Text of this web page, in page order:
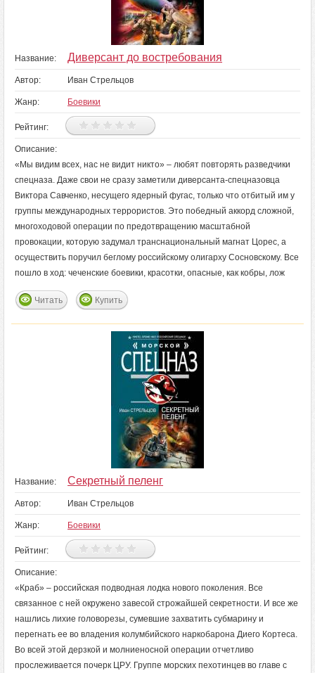
Название: Диверсант до востребования
Автор: Иван Стрельцов
Жанр: Боевики
Рейтинг:
Описание:
«Мы видим всех, нас не видит никто» – любят повторять разведчики
спецназа. Даже свои не сразу заметили диверсанта-спецназовца
Виктора Савченко, несущего ядерный фугас, только что отбитый им у
группы международных террористов. Это победный аккорд сложной,
многоходовой операции по предотвращению масштабной
провокации, которую задумал транснациональный магнат Цорес, а
осуществить поручил беглому российскому олигарху Сосновскому. Все
пошло в ход: чеченские боевики, красотки, опасные, как кобры, лож
Читать Купить
Название: Секретный пеленг
Автор: Иван Стрельцов
Жанр: Боевики
Рейтинг:
Описание:
«Краб» – российская подводная лодка нового поколения. Все
связанное с ней окружено завесой строжайшей секретности. И все же
нашлись лихие головорезы, сумевшие захватить субмарину и
перегнать ее во владения колумбийского наркобарона Диего Кортеса.
Во всей этой дерзкой и молниеносной операции отчетливо
прослеживается почерк ЦРУ. Группе морских пехотинцев во главе с